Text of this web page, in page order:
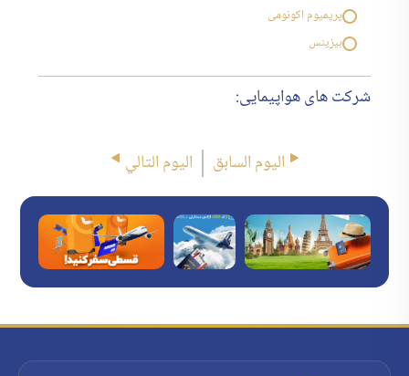
پریمیوم اکونومی
بیزینس
شرکت های هواپیمایی:
اليوم السابق اليوم التالي